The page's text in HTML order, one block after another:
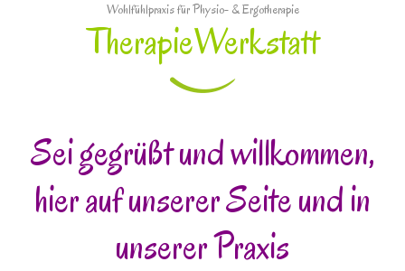
Wohlfühlpraxis für Physio- & Ergotherapie
TherapieWerkstatt
Sei gegrüßt und willkommen,
hier auf unserer Seite und in
unserer Praxis